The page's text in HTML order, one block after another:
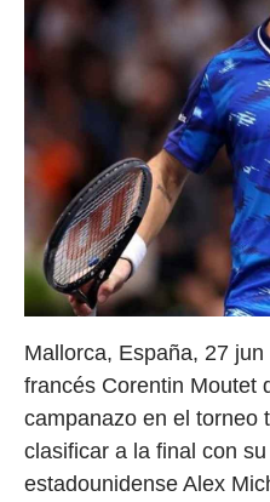
Mallorca, España, 27
francés Corentin Moutet
campanazo en el torneo
clasificar a la final con
estadounidense Alex